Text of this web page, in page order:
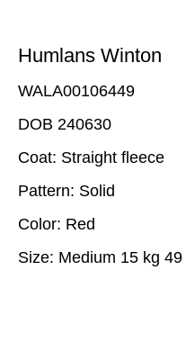
Humlans Winton
WALA00106449
DOB 240630
Coat: Straight fleece
Pattern: Solid
Color: Red
Size: Medium 15 kg 49